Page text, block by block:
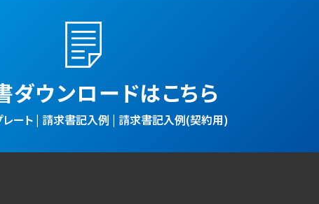
ダウンロードはこちら
レート | 請求書記入例 | 請求書記入例(契約用)